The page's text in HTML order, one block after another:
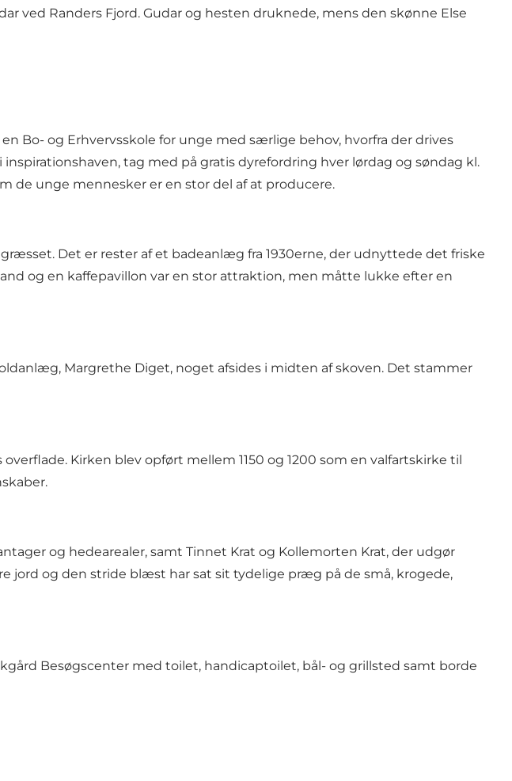
ved Randers Fjord. Gudar og hesten druknede, mens den skønne Else
Bo- og Erhvervsskole for unge med særlige behov, hvorfra der drives
tag med på gratis dyrefordring hver lørdag og søndag kl.
de unge mennesker er en stor del af at producere.
Det er rester af et badeanlæg fra 1930erne, der udnyttede det friske
og en kaffepavillon var en stor attraktion, men måtte lukke efter en
Margrethe Diget, noget afsides i midten af skoven. Det stammer
Kirken blev opført mellem 1150 og 1200 som en valfartskirke til
og hedearealer, samt Tinnet Krat og Kollemorten Krat, der udgør
jord og den stride blæst har sat sit tydelige præg på de små, krogede,
Besøgscenter med toilet, handicaptoilet, bål- og grillsted samt borde